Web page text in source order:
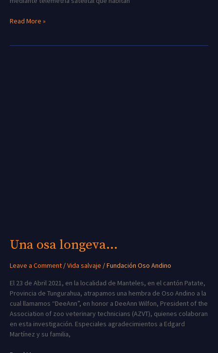
Read More »
Una osa longeva…
Leave a Comment /Vida salvaje /Fundación Oso Andino
El 23 de Abril 2021, en la localidad de Manteles, en el cantón Patate,
Provincia de Tungurahua, atrapamos una hembra de Oso Andino a la
cual llamamos “DeeAnn”, en honor a DeeAnn Wilfon, President of the
Association of zoo veterinary technicians (AZVT), quienes colaboran
en esta investigación. Especiales agradecimientos a Edgard
Martínez y su familia,